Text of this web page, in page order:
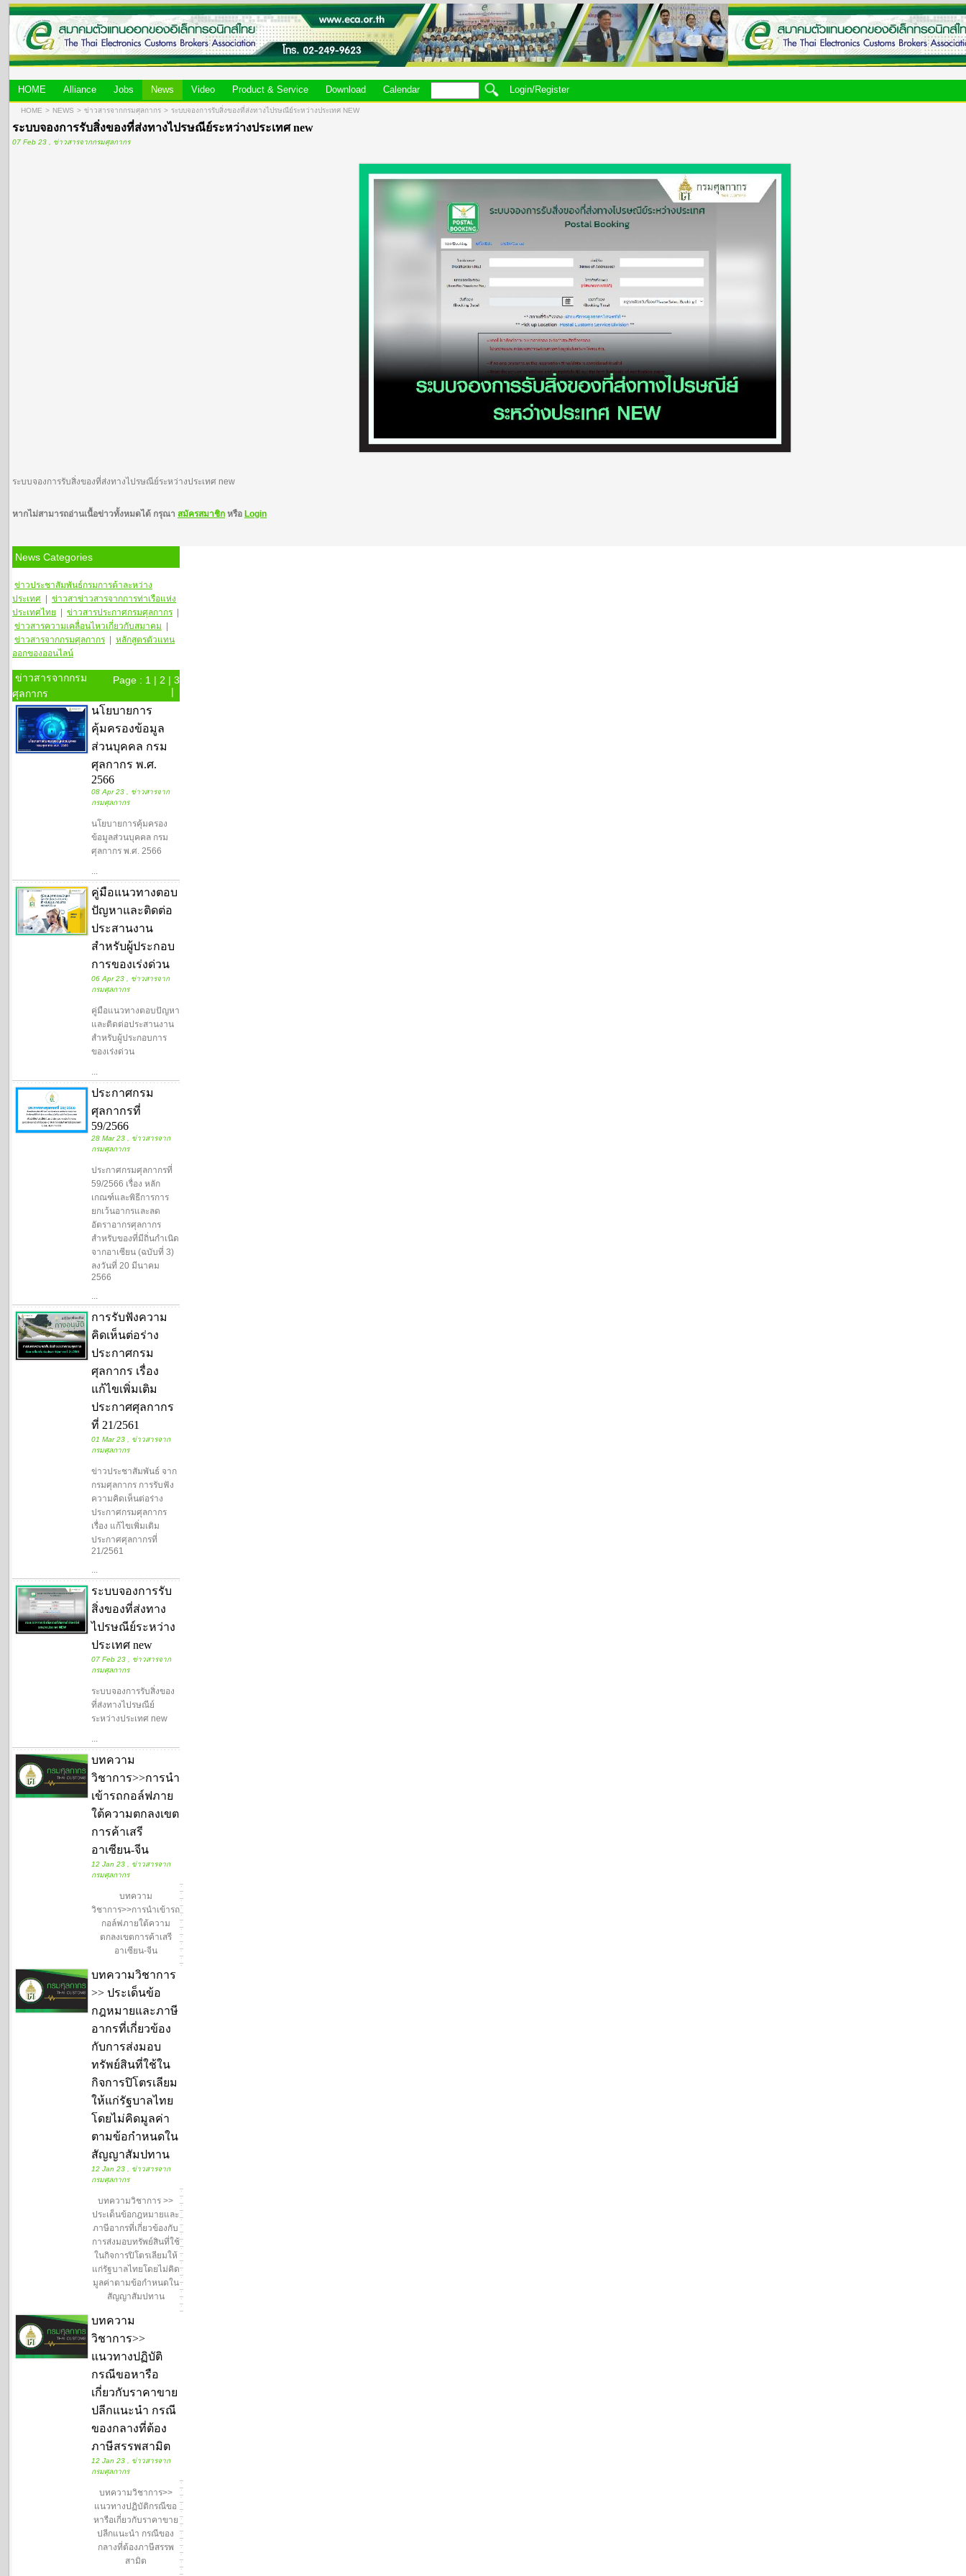
HOME Alliance Jobs News Video Product & Service Download Calendar Login/Register
HOME > NEWS > ข่าวสารจากกรมศุลกากร > ระบบจองการรับสิ่งของที่ส่งทางไปรษณีย์ระหว่างประเทศ NEW
ระบบจองการรับสิ่งของที่ส่งทางไปรษณีย์ระหว่างประเทศ new
07 Feb 23 , ข่าวสารจากกรมศุลกากร
ระบบจองการรับสิ่งของที่ส่งทางไปรษณีย์ระหว่างประเทศ new
หากไม่สามารถอ่านเนื้อข่าวทั้งหมดได้ กรุณา สมัครสมาชิก หรือ Login
News Categories
ข่าวประชาสัมพันธ์กรมการต้าละหว่าง
ประเทศ
ข่าวสาข่าวสารจากการท่าเรือแห่ง
ประเทศไทย
ข่าวสารประกาศกรมศุลกากร
ข่าวสารความเคลื่อนไหวเกี่ยวกับสมาคม
ข่าวสารจากกรมศุลกากร
หลักสูตรตัวแทน
ออกของออนไลน์
ข่าวสารจากกรม
ศุลกากร
Page : 1 | 2 | 3
|
นโยบายการ
คุ้มครองข้อมูล
ส่วนบุคคล กรม
ศุลกากร พ.ศ.
2566
08 Apr 23 , ข่าวสารจาก
กรมศุลกากร
นโยบายการคุ้มครอง
ข้อมูลส่วนบุคคล กรม
ศุลกากร พ.ศ. 2566
...
คู่มือแนวทางตอบ
ปัญหาและติดต่อ
ประสานงาน
สำหรับผู้ประกอบ
การของเร่งด่วน
06 Apr 23 , ข่าวสารจาก
กรมศุลกากร
คู่มือแนวทางตอบปัญหา
และติดต่อประสานงาน
สำหรับผู้ประกอบการ
ของเร่งด่วน
...
ประกาศกรม
ศุลกากรที่
59/2566
28 Mar 23 , ข่าวสารจาก
กรมศุลกากร
ประกาศกรมศุลกากรที่
59/2566 เรื่อง หลัก
เกณฑ์และพิธีการการ
ยกเว้นอากรและลด
อัตราอากรศุลกากร
สำหรับของที่มีถิ่นกำเนิด
จากอาเซียน (ฉบับที่ 3)
ลงวันที่ 20 มีนาคม
2566
...
การรับฟังความ
คิดเห็นต่อร่าง
ประกาศกรม
ศุลกากร เรื่อง
แก้ไขเพิ่มเติม
ประกาศศุลกากร
ที่ 21/2561
01 Mar 23 , ข่าวสารจาก
กรมศุลกากร
ข่าวประชาสัมพันธ์ จาก
กรมศุลกากร การรับฟัง
ความคิดเห็นต่อร่าง
ประกาศกรมศุลกากร
เรื่อง แก้ไขเพิ่มเติม
ประกาศศุลกากรที่
21/2561
...
ระบบจองการรับ
สิ่งของที่ส่งทาง
ไปรษณีย์ระหว่าง
ประเทศ new
07 Feb 23 , ข่าวสารจาก
กรมศุลกากร
ระบบจองการรับสิ่งของ
ที่ส่งทางไปรษณีย์
ระหว่างประเทศ new
...
บทความ
วิชาการ>>การนำ
เข้ารถกอล์ฟภาย
ใต้ความตกลงเขต
การค้าเสรี
อาเซียน-จีน
12 Jan 23 , ข่าวสารจาก
กรมศุลกากร
บทความ
วิชาการ>>การนำเข้ารถ
กอล์ฟภายใต้ความ
ตกลงเขตการค้าเสรี
อาเซียน-จีน
บทความวิชาการ
>> ประเด็นข้อ
กฎหมายและภาษี
อากรที่เกี่ยวข้อง
กับการส่งมอบ
ทรัพย์สินที่ใช้ใน
กิจการปิโตรเลียม
ให้แก่รัฐบาลไทย
โดยไม่คิดมูลค่า
ตามข้อกำหนดใน
สัญญาสัมปทาน
12 Jan 23 , ข่าวสารจาก
กรมศุลกากร
บทความวิชาการ >>
ประเด็นข้อกฎหมายและ
ภาษีอากรที่เกี่ยวข้องกับ
การส่งมอบทรัพย์สินที่ใช้
ในกิจการปิโตรเลียมให้
แก่รัฐบาลไทยโดยไม่คิด
มูลค่าตามข้อกำหนดใน
สัญญาสัมปทาน
บทความ
วิชาการ>>
แนวทางปฏิบัติ
กรณีขอหารือ
เกี่ยวกับราคาขาย
ปลีกแนะนำ กรณี
ของกลางที่ต้อง
ภาษีสรรพสามิต
12 Jan 23 , ข่าวสารจาก
กรมศุลกากร
บทความวิชาการ>>
แนวทางปฏิบัติกรณีขอ
หารือเกี่ยวกับราคาขาย
ปลีกแนะนำ กรณีของ
กลางที่ต้องภาษีสรรพ
สามิต